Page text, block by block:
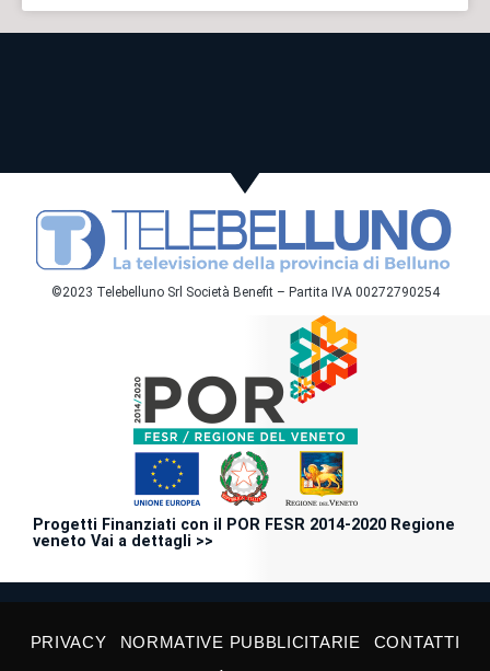
©2023 Telebelluno Srl Società Benefit – Partita IVA 00272790254
Progetti Finanziati con il POR FESR 2014-2020 Regione
veneto Vai a dettagli >>
PRIVACY NORMATIVE PUBBLICITARIE
CONTATTI